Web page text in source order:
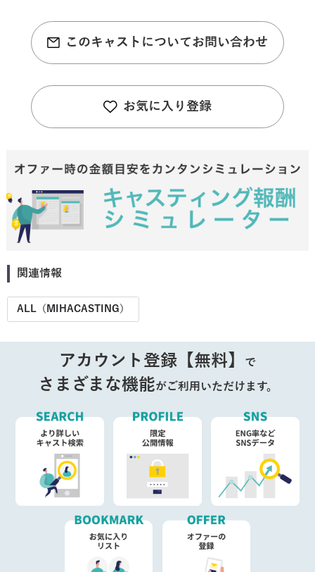
このキャストについてお問い合わせ
お気に入り登録
関連情報
ALL（MIHACASTING）
アカウント登録【無料】 で
さまざまな機能がご利用いただけます。